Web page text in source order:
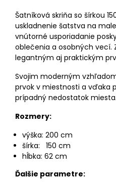
Šatníková skriňa so šírkou
uskladnenie šatstva na
vnútorné usporiadanie
oblečenia a osobných vecí.
legantným aj praktickým
Svojim moderným
prvok v miestnosti a vďaka
prípadný nedostatok miesta.
Rozmery:
výška: 200 cm
šírka: 150 cm
hĺbka: 62 cm
Ďalšie parametre: